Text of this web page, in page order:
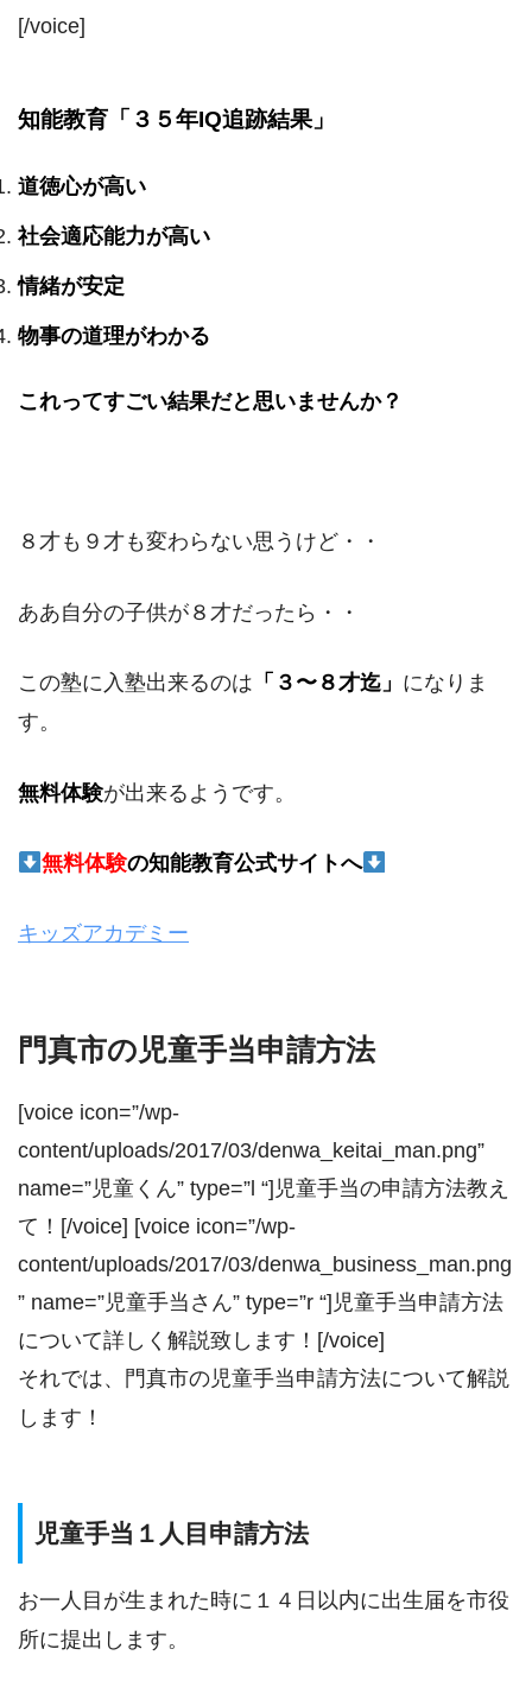
[/voice]
知能教育「３５年IQ追跡結果」
道徳心が高い
社会適応能力が高い
情緒が安定
物事の道理がわかる
これってすごい結果だと思いませんか？
８才も９才も変わらない思うけど・・
ああ自分の子供が８才だったら・・
この塾に入塾出来るのは 「３〜８才迄」 になりま
す。
無料体験が出来るようです。
無料体験の知能教育公式サイトへ
キッズアカデミー
門真市の児童手当申請方法
[voice icon=”/wp-
content/uploads/2017/03/denwa_keitai_man.png”
name=”児童くん” type=”l “]児童手当の申請方法教え
て！[/voice] [voice icon=”/wp-
content/uploads/2017/03/denwa_business_man.png
” name=”児童手当さん” type=”r “]児童手当申請方法
について詳しく解説致します！[/voice]
それでは、門真市の児童手当申請方法について解説
します！
児童手当１人目申請方法
お一人目が生まれた時に１４日以内に出生届を市役
所に提出します。